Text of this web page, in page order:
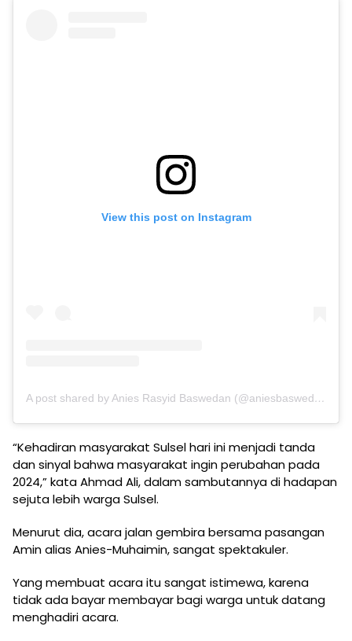
View this post on Instagram
A post shared by Anies Rasyid Baswedan (@aniesbaswedan)
“Kehadiran masyarakat Sulsel hari ini menjadi tanda
dan sinyal bahwa masyarakat ingin perubahan pada
2024,” kata Ahmad Ali, dalam sambutannya di hadapan
sejuta lebih warga Sulsel.
Menurut dia, acara jalan gembira bersama pasangan
Amin alias Anies-Muhaimin, sangat spektakuler.
Yang membuat acara itu sangat istimewa, karena
tidak ada bayar membayar bagi warga untuk datang
menghadiri acara.